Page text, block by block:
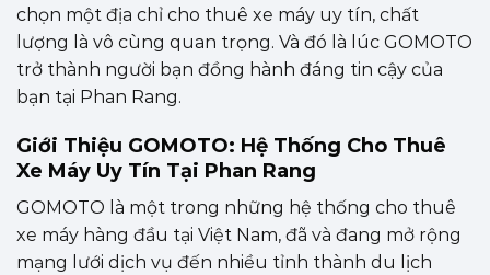
chọn một địa chỉ cho thuê xe máy uy tín, chất
lượng là vô cùng quan trọng. Và đó là lúc GOMOTO
trở thành người bạn đồng hành đáng tin cậy của
bạn tại Phan Rang.
Giới Thiệu GOMOTO: Hệ Thống Cho Thuê
Xe Máy Uy Tín Tại Phan Rang
GOMOTO là một trong những hệ thống cho thuê
xe máy hàng đầu tại Việt Nam, đã và đang mở rộng
mạng lưới dịch vụ đến nhiều tỉnh thành du lịch